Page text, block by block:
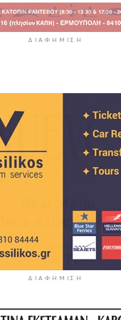
ΔΙΑΦΉΜΙΣΗ
ΔΙΑΦΉΜΙΣΗ